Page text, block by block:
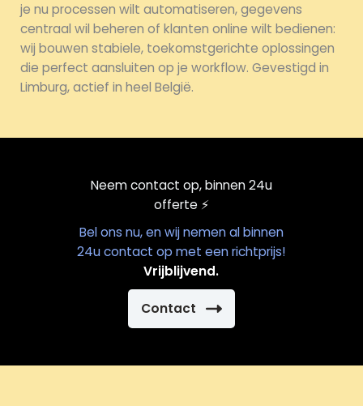
je nu processen wilt automatiseren, gegevens
centraal wil beheren of klanten online wilt bedienen:
wij bouwen stabiele, toekomstgerichte oplossingen
die perfect aansluiten op je workflow. Gevestigd in
Limburg, actief in heel België.
Neem contact op, binnen 24u
offerte⚡️
Bel ons nu, en wij nemen al binnen
24u contact op met een richtprijs!
Vrijblijvend.
Contact